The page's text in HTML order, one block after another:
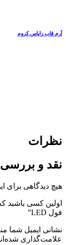
آرم قاب زاپاس کروم
نظرات
نقد و
هیچ دیدگاهی
اولین کسی
فول LED”
نشانی ایمیل شما
علامت‌گذاری